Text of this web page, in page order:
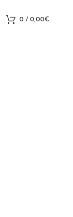
0/ 0,00€